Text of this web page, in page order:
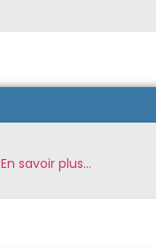
En savoir plus…